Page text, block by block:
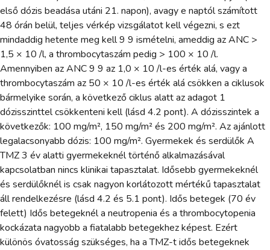
első dózis beadása utáni 21. napon), avagy e naptól számított
48 órán belül, teljes vérkép vizsgálatot kell végezni, s ezt
mindaddig hetente meg kell 9 9 ismételni, ameddig az ANC >
1,5 × 10 /l, a thrombocytaszám pedig > 100 × 10 /l.
Amennyiben az ANC 9 9 az 1,0 × 10 /l-es érték alá, vagy a
thrombocytaszám az 50 × 10 /l-es érték alá csökken a ciklusok
bármelyike során, a következő ciklus alatt az adagot 1
dózisszinttel csökkenteni kell (lásd 4.2 pont). A dózisszintek a
következők: 100 mg/m², 150 mg/m² és 200 mg/m². Az ajánlott
legalacsonyabb dózis: 100 mg/m². Gyermekek és serdülők A
TMZ 3 év alatti gyermekeknél történő alkalmazásával
kapcsolatban nincs klinikai tapasztalat. Idősebb gyermekeknél
és serdülőknél is csak nagyon korlátozott mértékű tapasztalat
áll rendelkezésre (lásd 4.2 és 5.1 pont). Idős betegek (70 év
felett) Idős betegeknél a neutropenia és a thrombocytopenia
kockázata nagyobb a fiatalabb betegekhez képest. Ezért
különös óvatosság szükséges, ha a TMZ-t idős betegeknek